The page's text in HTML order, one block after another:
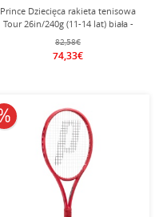
Prince Dziecięca rakieta tenisowa
Tour 26in/240g (11-14 lat) biała -
82,58€
74,33€
10% obniżone